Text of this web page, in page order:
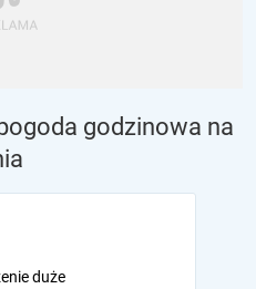
godzinowa na
duże